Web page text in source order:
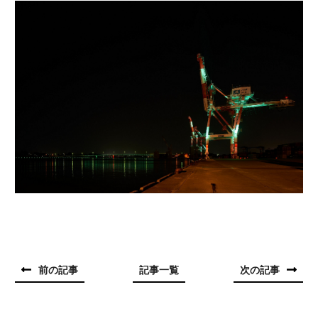
前の記事 記事一覧 次の記事